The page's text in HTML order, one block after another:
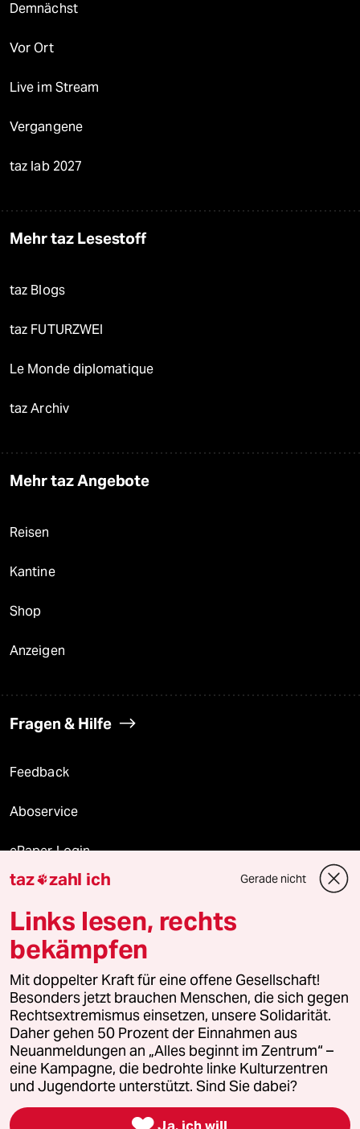
Demnächst
Vor Ort
Live im Stream
Vergangene
taz lab 2027
Mehr taz Lesestoff
taz Blogs
taz FUTURZWEI
Le Monde diplomatique
taz Archiv
Mehr taz Angebote
Reisen
Kantine
Shop
Anzeigen
Fragen & Hilfe
Feedback
Aboservice
ePaper Login
Downloads für Abonnierende
© 2026 taz Verlags und Vertriebs GmbH
Alle Rechte vorbehalten. Bei rechtlichen Fragen oder für Genehmigungen
wenden Sie sich bitte an
lizenzen@taz.de
Feedback Redaktionsstatut Kommune-Richtlinien
Leitlinie Informant Datenschutz Impressum AGB
Seitenwende Einwilligungen widerrufen (Ads)
taz zahl ich Gerade nicht
Links lesen, rechts
bekämpfen
Mit doppelter Kraft für eine offene Gesellschaft!
Besonders jetzt brauchen Menschen, die sich gegen
Rechtsextremismus einsetzen, unsere Solidarität.
Daher gehen 50 Prozent der Einnahmen aus
Neuanmeldungen an „Alles beginnt im Zentrum“ –
eine Kampagne, die bedrohte linke Kulturzentren
und Jugendorte unterstützt. Sind Sie dabei?
Ja, ich will